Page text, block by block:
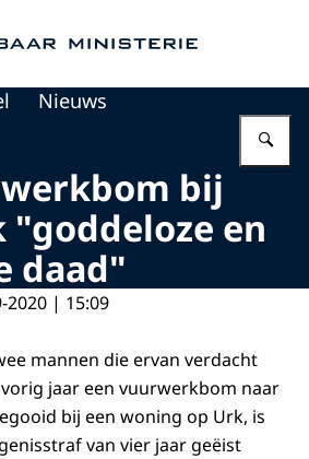
Nieuws
bij
"goddeloze en
daad"
2020 | 15:09
mannen die ervan verdacht
jaar een vuurwerkbom naar
bij een woning op Urk, is
van vier jaar geëist